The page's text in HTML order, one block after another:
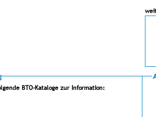
BTO-Kataloge zur Information: